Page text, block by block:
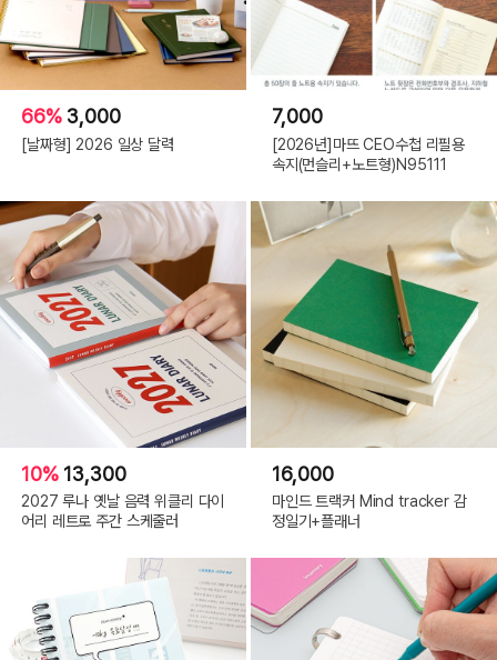
66% 3,000
[날짜형] 2026 일상 달력
7,000
[2026년]마뜨 CEO수첩 리필용
속지(먼슬리+노트형)N95111
10% 13,300
2027 루나 옛날 음력 위클리 다이
어리 레트로 주간 스케줄러
16,000
마인드 트랙커 Mind tracker 감
정일기+플래너